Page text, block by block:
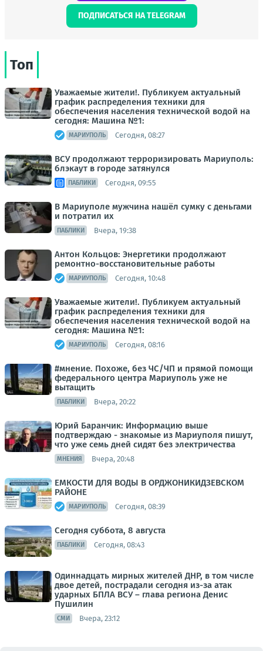
ПОДПИСАТЬСЯ НА TELEGRAM
Топ
Уважаемые жители!. Публикуем актуальный
график распределения техники для
обеспечения населения технической водой на
сегодня: Машина №1:
МАРИУПОЛЬ Сегодня, 08:27
ВСУ продолжают терроризировать Мариуполь:
блэкаут в городе затянулся
ПАБЛИКИ Сегодня, 09:55
В Мариуполе мужчина нашёл сумку с деньгами
и потратил их
ПАБЛИКИ Вчера, 19:38
Антон Кольцов: Энергетики продолжают
ремонтно-восстановительные работы
МАРИУПОЛЬ Сегодня, 10:48
Уважаемые жители!. Публикуем актуальный
график распределения техники для
обеспечения населения технической водой на
сегодня: Машина №1:
МАРИУПОЛЬ Сегодня, 08:16
#мнение. Похоже, без ЧС/ЧП и прямой помощи
федерального центра Мариуполь уже не
вытащить
ПАБЛИКИ Вчера, 20:22
Юрий Баранчик: Информацию выше
подтверждаю - знакомые из Мариуполя пишут,
что уже семь дней сидят без электричества
МНЕНИЯ Вчера, 20:48
ЕМКОСТИ ДЛЯ ВОДЫ В ОРДЖОНИКИДЗЕВСКОМ
РАЙОНЕ
МАРИУПОЛЬ Сегодня, 08:39
Сегодня суббота, 8 августа
ПАБЛИКИ Сегодня, 08:43
Одиннадцать мирных жителей ДНР, в том числе
двое детей, пострадали сегодня из-за атак
ударных БПЛА ВСУ – глава региона Денис
Пушилин
СМИ Вчера, 23:12